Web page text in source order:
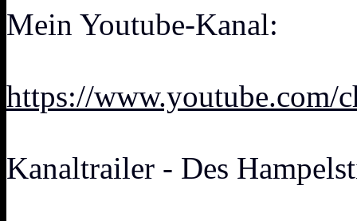
Mein Youtube-Kanal:
https://www.youtube.com/
Kanaltrailer - Des